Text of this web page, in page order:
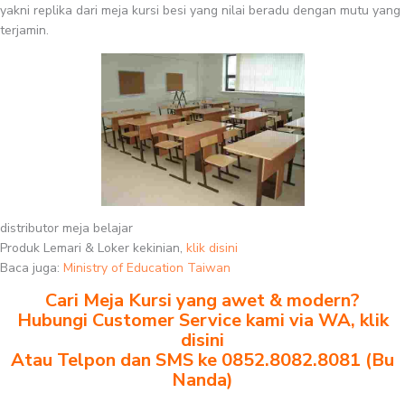
yakni replika dari meja kursi besi yang nilai beradu dengan mutu yang
terjamin.
distributor meja belajar
Produk Lemari & Loker kekinian, klik disini
Baca juga: Ministry of Education Taiwan
Cari Meja Kursi yang awet & modern?
Hubungi Customer Service kami via WA, klik
disini
Atau Telpon dan SMS ke 0852.8082.8081 (Bu
Nanda)